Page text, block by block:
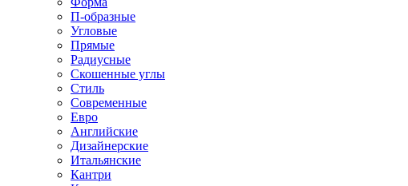
П-образные
Угловые
Прямые
Радиусные
Скошенные углы
Стиль
Современные
Евро
Английские
Дизайнерские
Итальянские
Кантри